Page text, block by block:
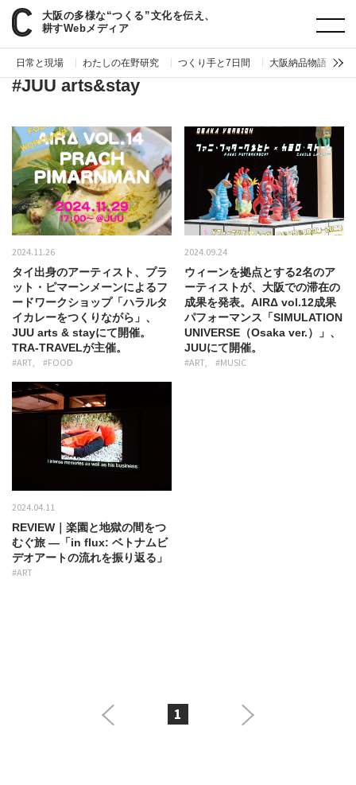
大阪の多様な“つくる”文化を伝え、
耕すWebメディア
日常と現場 わたしの在野研究 つくり手と7日間 大阪納品物語
paperC タグ JUU arts&stay
#JUU arts&stay
2024.11.26
タイ出身のアーティスト、プラ
ット・ピマーンメーンによるフ
ードワークショップ「ハラルタ
イカレーをつくりながら」、
JUU arts & stayにて開催。
TRA-TRAVELが主催。
#ART #FOOD
2024.09.24
ウィーンを拠点とする2名のア
ーティストが、大阪での滞在の
成果を発表。AIRΔ vol.12成果
パフォーマンス「SIMULATION
UNIVERSE（Osaka ver.）」、
JUUにて開催。
#ART #MUSIC
2024.04.11
REVIEW｜楽園と地獄の間をつ
むぐ旅 ―「in flux: ベトナムビ
デオアートの流れを振り返る」
#ART
1